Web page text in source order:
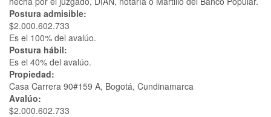
Postura admisible:
$2.000.602.733
Es el 100% del avalúo.
Postura hábil:
Es el 40% del avalúo.
Propiedad:
Casa Carrera 90#159 A, Bogotá, Cundinamarca
Avalúo:
$2.000.602.733